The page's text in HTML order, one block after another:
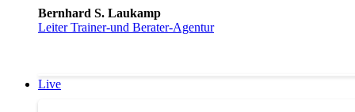
Bernhard S. Laukamp
Leiter Trainer-und Berater-Agentur
Live